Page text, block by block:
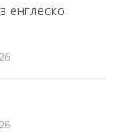
енглеско